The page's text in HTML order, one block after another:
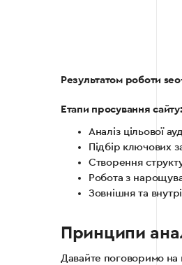
Результатом роботи
Етапи просування сайту:
Аналіз цільової
Підбір ключових
Створення
Робота з
Зовнішня та
Принципи
Давайте поговоримо на